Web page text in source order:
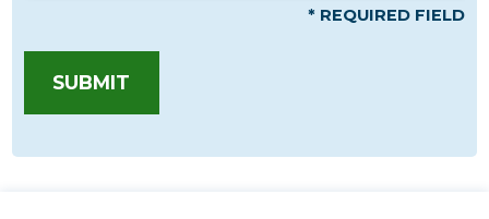
* REQUIRED FIELD
SUBMIT